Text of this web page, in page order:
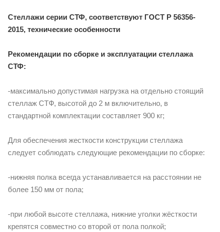
Стеллажи серии СТФ, соответствуют ГОСТ Р 56356-
2015, технические особенности
Рекомендации по сборке и эксплуатации стеллажа
СТФ:
-максимально допустимая нагрузка на отдельно стоящий
стеллаж СТФ, высотой до 2 м включительно, в
стандартной комплектации составляет 900 кг;
Для обеспечения жесткости конструкции стеллажа
следует соблюдать следующие рекомендации по сборке:
-нижняя полка всегда устанавливается на расстоянии не
более 150 мм от пола;
-при любой высоте стеллажа, нижние уголки жёсткости
крепятся совместно со второй от пола полкой;